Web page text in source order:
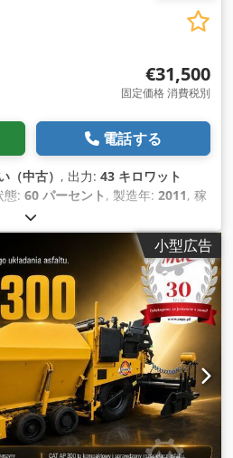
€31,500
固定価格 消費税別
電話する
（中古） , 出力: 43 キロワット
態: 60 パーセント , 製造年: 2011, 稼
コン, ゴムクローラー
小型広告